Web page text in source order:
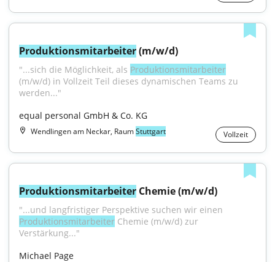
Produktionsmitarbeiter (m/w/d)
"...sich die Möglichkeit, als Produktionsmitarbeiter
(m/w/d) in Vollzeit Teil dieses dynamischen Teams zu
werden..."
equal personal GmbH & Co. KG
Wendlingen am Neckar, RaumStuttgart Vollzeit
Produktionsmitarbeiter Chemie (m/w/d)
Produktionsmitarbeiter Chemie (m/w/d) zur
Verstärkung..."
Michael Page